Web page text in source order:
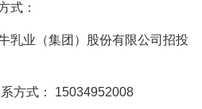
式：
乳业（集团）股份有限公司招投
方式： 15034952008